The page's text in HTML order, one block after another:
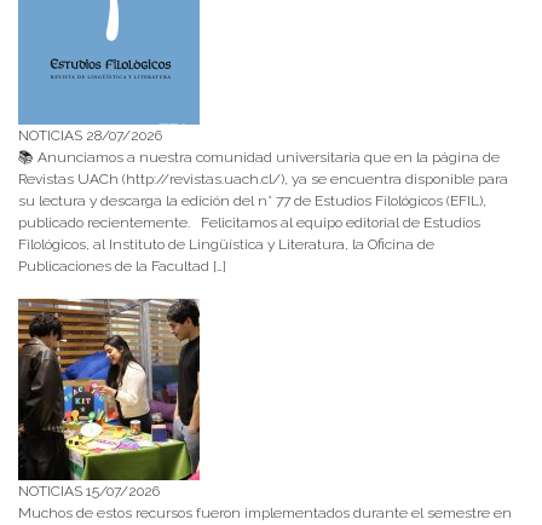
NOTICIAS 28/07/2026
📚 Anunciamos a nuestra comunidad universitaria que en la página de
Revistas UACh (http://revistas.uach.cl/), ya se encuentra disponible para
su lectura y descarga la edición del n° 77 de Estudios Filológicos (EFIL),
publicado recientemente. Felicitamos al equipo editorial de Estudios
Filológicos, al Instituto de Lingüística y Literatura, la Oficina de
Publicaciones de la Facultad […]
NOTICIAS 15/07/2026
Muchos de estos recursos fueron implementados durante el semestre en